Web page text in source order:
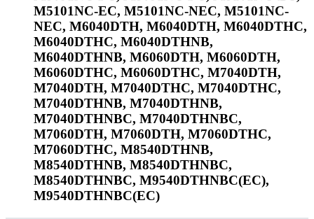
M5101NC-EC, M5101NC-NEC, M5101NC-
NEC, M6040DTH, M6040DTH, M6040DTHC,
M6040DTHC, M6040DTHNB,
M6040DTHNB, M6060DTH, M6060DTH,
M6060DTHC, M6060DTHC, M7040DTH,
M7040DTH, M7040DTHC, M7040DTHC,
M7040DTHNB, M7040DTHNB,
M7040DTHNBC, M7040DTHNBC,
M7060DTH, M7060DTH, M7060DTHC,
M7060DTHC, M8540DTHNB,
M8540DTHNB, M8540DTHNBC,
M8540DTHNBC, M9540DTHNBC(EC),
M9540DTHNBC(EC)